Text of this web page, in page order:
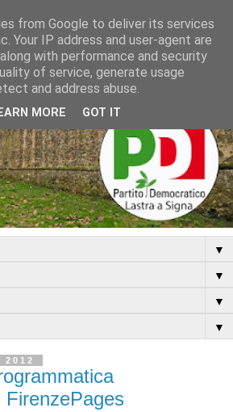
▼
▼
▼
▼
FirenzePages
from Google to deliver its services
Your IP address and user-agent are
with performance and security
of service, generate usage
and address abuse.
MORE GOT IT